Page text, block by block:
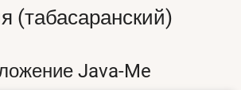
(табасаранский)
Java-Me